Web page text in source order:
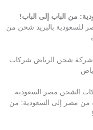
من الباب إلى الباب!
بالبريد شحن من
شحن الرياض شركات
الشحن مصر السعودية
مصر إلى السعودية: من